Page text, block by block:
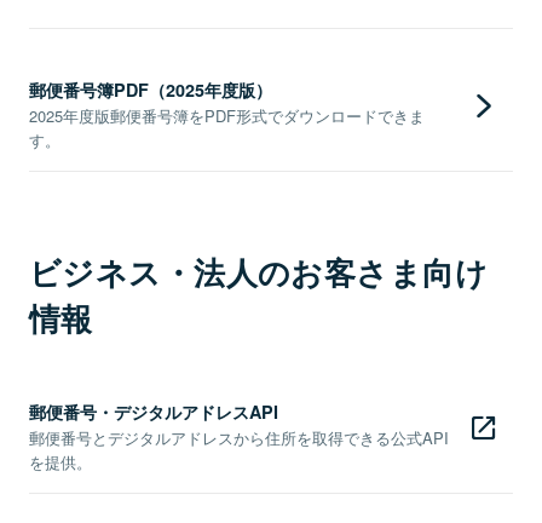
郵便番号簿PDF（2025年度版）
2025年度版郵便番号簿をPDF形式でダウンロードできま
す。
ビジネス・法人のお客さま向け
情報
郵便番号・デジタルアドレスAPI
郵便番号とデジタルアドレスから住所を取得できる公式API
を提供。